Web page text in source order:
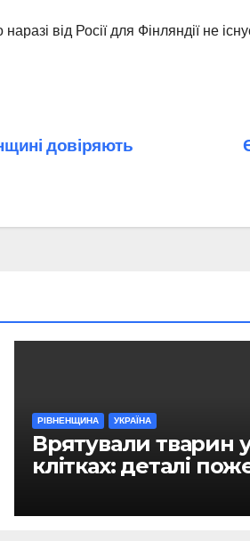
від Росії для Фінляндії не
довіряють
РІВНЕНЩИНА УКРАЇНА
Врятували тварин
клітках: деталі